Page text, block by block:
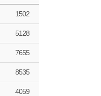
1502
5128
7655
8535
4059